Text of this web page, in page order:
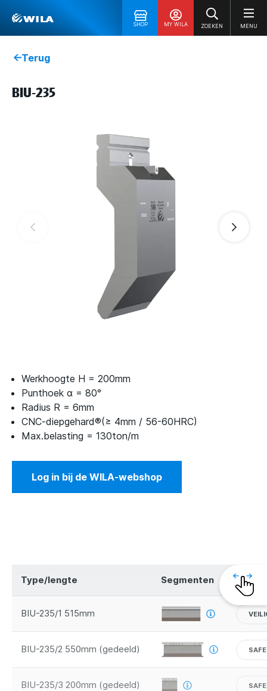
SHOP MY WILA ZOEKEN MENU
Terug
BIU-235
Werkhoogte H = 200mm
Punthoek α = 80°
Radius R = 6mm
CNC-diepgehard®(≥ 4mm / 56-60HRC)
Max.belasting = 130ton/m
Log in bij de WILA-webshop
Type/lengte Segmenten
BIU-235/1 515mm
BIU-235/2 550mm (gedeeld)
BIU-235/3 200mm (gedeeld)